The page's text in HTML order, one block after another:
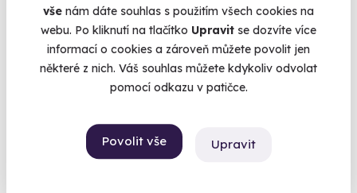
vše nám dáte souhlas s použitím všech cookies na
webu. Po kliknutí na tlačítko Upravit se dozvíte více
informací o cookies a zároveň můžete povolit jen
některé z nich. Váš souhlas můžete kdykoliv odvolat
pomocí odkazu v patičce.
Povolit vše Upravit
Zobrazit zážitky na mapě
Zážitky do 1500 Kč. Pokud sháníte pěkný dárek do 1500Kč,
vybírat mezi desítkami netradičních dárků. Může to být
adrenalinový bungee jump, futuristický Větrný tunel nebo